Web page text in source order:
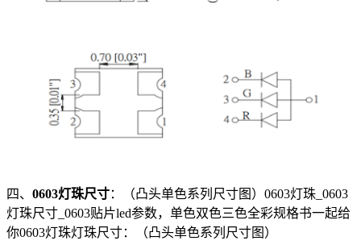
四、 0603灯珠尺寸：（凸头单色系列尺寸图）0603灯珠_0603
灯珠尺寸_0603贴片led参数，单色双色三色全彩规格书一起给
你0603灯珠灯珠尺寸：（凸头单色系列尺寸图）